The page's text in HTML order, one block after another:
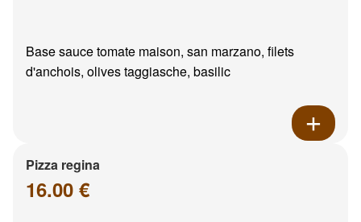
Base sauce tomate maison, san marzano, filets
d'anchois, olives taggiasche, basilic
Pizza regina
16.00 €